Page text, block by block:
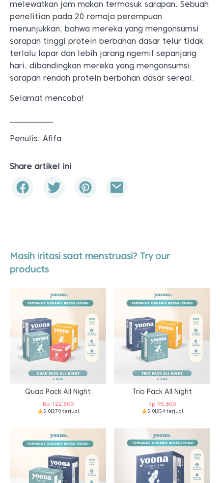
melewatkan jam makan termasuk sarapan. Sebuah
penelitian pada 20 remaja perempuan
menunjukkan, bahwa mereka yang mengonsumsi
sarapan tinggi protein berbahan dasar telur tidak
terlalu lapar dan lebih jarang ngemil sepanjang
hari, dibandingkan mereka yang mengonsumsi
sarapan rendah protein berbahan dasar sereal.
Selamat mencoba!
Penulis: Afifa
Share artikel ini
Masih iritasi saat menstruasi? Try our
products
Quad Pack All Night
Rp122.500
5.0|270 terjual
Trio Pack All Night
Rp 93.600
5.0|254 terjual